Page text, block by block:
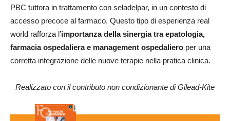
PBC tuttora in trattamento con seladelpar, in un contesto di
accesso precoce al farmaco. Questo tipo di esperienza real
world rafforza l’importanza della sinergia tra epatologia,
farmacia ospedaliera e management ospedaliero per una
corretta integrazione delle nuove terapie nella pratica clinica.
Realizzato con il contributo non condizionante di Gilead-Kite